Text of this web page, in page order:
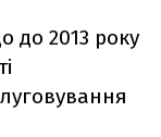
до 2013 року